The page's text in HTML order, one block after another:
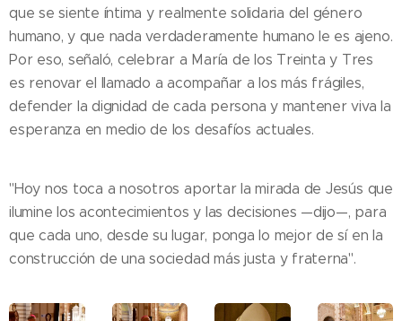
que se siente íntima y realmente solidaria del género
humano, y que nada verdaderamente humano le es ajeno.
Por eso, señaló, celebrar a María de los Treinta y Tres
es renovar el llamado a acompañar a los más frágiles,
defender la dignidad de cada persona y mantener viva la
esperanza en medio de los desafíos actuales.
"Hoy nos toca a nosotros aportar la mirada de Jesús que
ilumine los acontecimientos y las decisiones —dijo—, para
que cada uno, desde su lugar, ponga lo mejor de sí en la
construcción de una sociedad más justa y fraterna".